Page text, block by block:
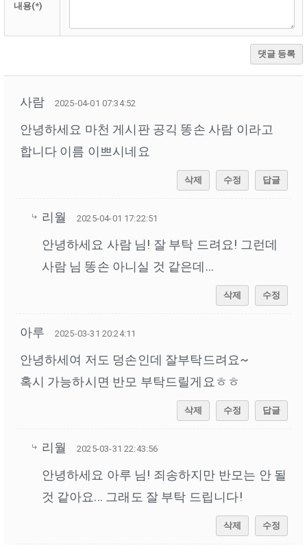
내용(*)
댓글 등록
사람 2025-04-01 07:34:52
안녕하세요 마천 게시판 공긱 똥손 사람 이라고
합니다 이름 이쁘시네요
삭제 수정 답글
리월 2025-04-01 17:22:51
안녕하세요 사람 님! 잘 부탁 드려요! 그런데
사람 님 똥손 아니실 것 같은데...
삭제 수정
아루 2025-03-31 20:24:11
안녕하세여 저도 덩손인데 잘부탁드려요~
혹시 가능하시면 반모 부탁드릴게요ㅎㅎ
삭제 수정 답글
리월 2025-03-31 22:43:56
안녕하세요 아루 님! 죄송하지만 반모는 안 될
것 같아요... 그래도 잘 부탁 드립니다!
삭제 수정